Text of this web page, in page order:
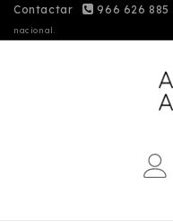
Contactar 966 626 885
nacional.